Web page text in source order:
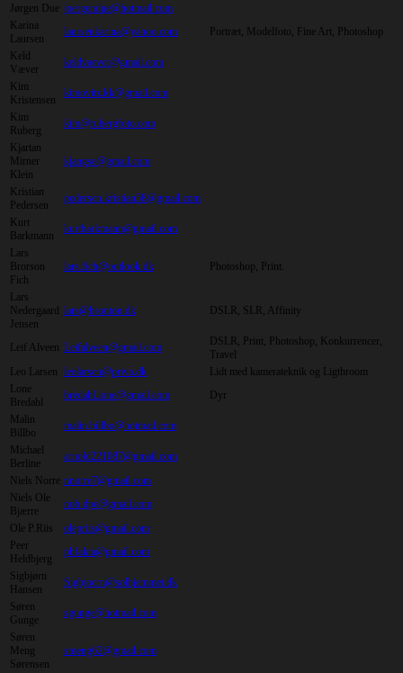
Jørgen Due joergendue@hotmail.com
Karina
Laursen
laursenkarina@yahoo.com
Portræt, Modelfoto, Fine Art, Photoshop
Keld
Væver
keldvaever@gmail.com
Kim
Kristensen
kimovitz.kk@gmail.com
Kim
Ruberg
kim@rubergfoto.com
Kjartan
Mirner
Klein
kjangse@gmail.com
Kristian
Pedersen
pedersen.kristian58@gmail.com
Kurt
Barkmann
kurtbarkmann@gmail.com
Lars
Brorson
Fich
lars.fich@outlook.dk Photoshop, Print.
Lars
Nedergaard
Jensen
lars@bronton.dk DSLR, SLR, Affinity
Leif Alveen Leifalveen@gmail.com
DSLR, Print, Photoshop, Konkurrencer,
Travel
Leo Larsen leolarsen@priva.dk
Lidt med kamerateknik og Ligthroom
Lone
Bredahl
bredahl.lone@gmail.com
Dyr
Malin
Billbo
malin.billbo@hotmail.com
Michael
Berline
arnold221087@gmail.com
Niels Norre nnorre7@gmail.com
Niels Ole
Bjærre
nob.dpe@gmail.com
Ole P.Riis
olepriis@gmail.com
Peer
Heldbjerg
phfakta@gmail.com
Sigbjørn
Hansen
Sigbjoern@solhjemmet.dk
Søren
Gunge
sgunge@hotmail.com
Søren
Meng
Sørensen
smeng62@gmail.com